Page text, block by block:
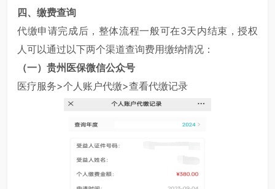
四、缴费查询
代缴申请完成后，整体流程一般可在3天内结束，授权
人可以通过以下两个渠道查询费用缴纳情况：
（一）贵州医保微信公众号
医疗服务>个人账户代缴>查看代缴记录